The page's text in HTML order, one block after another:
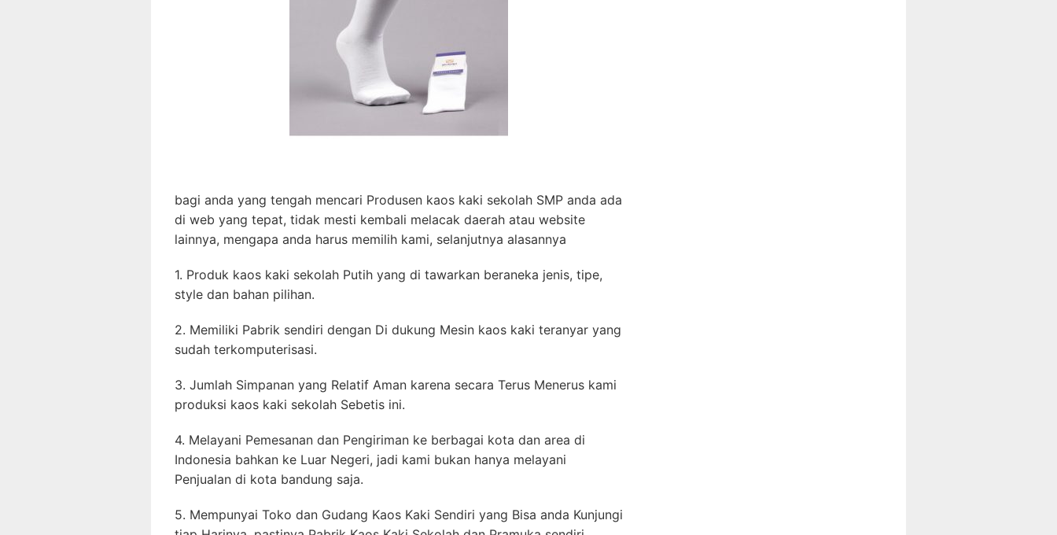
bagi anda yang tengah mencari Produsen kaos kaki sekolah SMP anda ada
di web yang tepat, tidak mesti kembali melacak daerah atau website
lainnya, mengapa anda harus memilih kami, selanjutnya alasannya
1. Produk kaos kaki sekolah Putih yang di tawarkan beraneka jenis, tipe,
style dan bahan pilihan.
2. Memiliki Pabrik sendiri dengan Di dukung Mesin kaos kaki teranyar yang
sudah terkomputerisasi.
3. Jumlah Simpanan yang Relatif Aman karena secara Terus Menerus kami
produksi kaos kaki sekolah Sebetis ini.
4. Melayani Pemesanan dan Pengiriman ke berbagai kota dan area di
Indonesia bahkan ke Luar Negeri, jadi kami bukan hanya melayani
Penjualan di kota bandung saja.
5. Mempunyai Toko dan Gudang Kaos Kaki Sendiri yang Bisa anda Kunjungi